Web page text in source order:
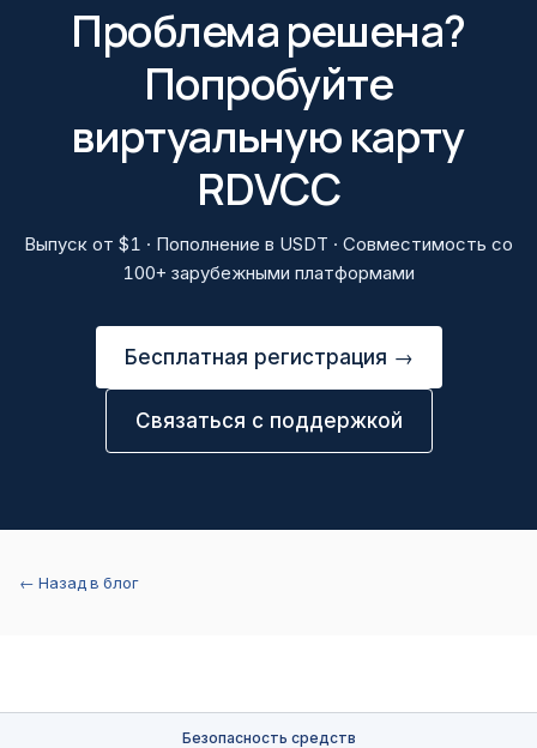
Проблема решена?
Попробуйте
виртуальную карту
RDVCC
Выпуск от $1 · Пополнение в USDT · Совместимость со
100+ зарубежными платформами
Бесплатная регистрация →
Связаться с поддержкой
← Назад в блог
Безопасность средств